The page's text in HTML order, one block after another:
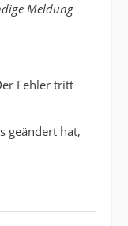
Meldung
Fehler tritt
geändert hat,